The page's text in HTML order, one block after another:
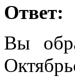
Ответ:
Вы